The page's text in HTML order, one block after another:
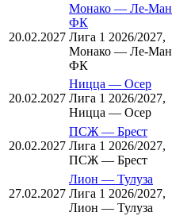
20.02.2027
Монако — Ле-Ман
ФК
Лига 1 2026/2027,
Монако — Ле-Ман
ФК
20.02.2027
Ницца — Осер
Лига 1 2026/2027,
Ницца — Осер
20.02.2027
ПСЖ — Брест
Лига 1 2026/2027,
ПСЖ — Брест
27.02.2027
Лион — Тулуза
Лига 1 2026/2027,
Лион — Тулуза